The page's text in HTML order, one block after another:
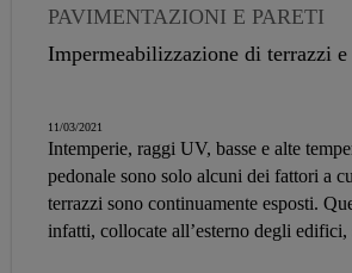
PAVIMENTAZIONI E PARETI
BALCONE E TERRAZZA
Impermeabilizzazione di terrazzi
11/03/2021
Intemperie, raggi UV, basse e alte
pedonale sono solo alcuni dei fattori a
terrazzi sono continuamente esposti.
infatti, collocate all’esterno degli edifici,